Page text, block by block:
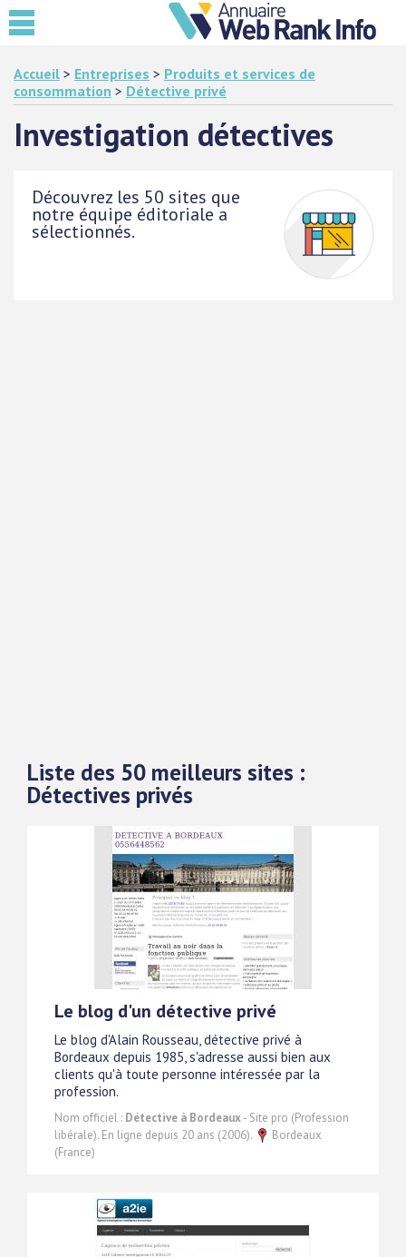
Accueil > Entreprises > Produits et services de
consommation > Détective privé
Investigation détectives
Découvrez les 50 sites que
notre équipe éditoriale a
sélectionnés.
Liste des 50 meilleurs sites :
Détectives privés
Le blog d'un détective privé
Le blog d'Alain Rousseau, détective privé à
Bordeaux depuis 1985, s'adresse aussi bien aux
clients qu'à toute personne intéressée par la
profession.
Nom officiel : Détective à Bordeaux- Site pro (Profession
libérale). En ligne depuis 20 ans (2006).
Bordeaux
(France)